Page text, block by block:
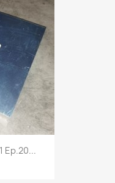
Ep.20...